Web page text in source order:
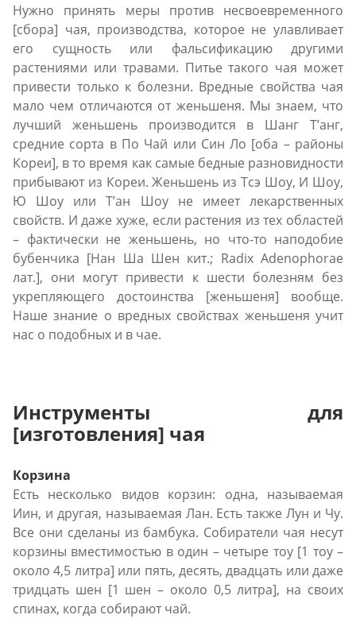
Нужно принять меры против несвоевременного
[сбора] чая, производства, которое не улавливает
его сущность или фальсификацию другими
растениями или травами. Питье такого чая может
привести только к болезни. Вредные свойства чая
мало чем отличаются от женьшеня. Мы знаем, что
лучший женьшень производится в Шанг Т’анг,
средние сорта в По Чай или Син Ло [оба – районы
Кореи], в то время как самые бедные разновидности
прибывают из Кореи. Женьшень из Тсэ Шоу, И Шоу,
Ю Шоу или Т’ан Шоу не имеет лекарственных
свойств. И даже хуже, если растения из тех областей
– фактически не женьшень, но что-то наподобие
бубенчика [Нан Ша Шен кит.; Radix Adenophorae
лат.], они могут привести к шести болезням без
укрепляющего достоинства [женьшеня] вообще.
Наше знание o вредных свойствах женьшеня учит
нас o подобных и в чае.
Инструменты для
[изготовления] чая
Корзина
Есть несколько видов корзин: одна, называемая
Иин, и другая, называемая Лан. Есть также Лун и Чу.
Все они сделаны из бамбука. Собиратели чая несут
корзины вместимостью в один – четыре тоу [1 тоу –
около 4,5 литра] или пять, десять, двадцать или даже
тридцать шен [1 шен – около 0,5 литра], на своих
спинах, когда собирают чай.